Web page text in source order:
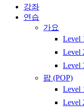
강좌
연습
가요
Level
Level
Level
팝 (POP)
Level
Level